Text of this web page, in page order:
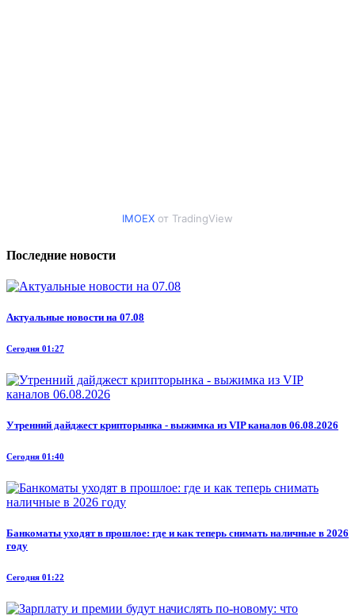
IMOEX от TradingView
Последние новости
Актуальные новости на 07.08
Сегодня 01:27
Утренний дайджест крипторынка - выжимка из VIP каналов 06.08.2026
Сегодня 01:40
Банкоматы уходят в прошлое: где и как теперь снимать наличные в 2026
году
Сегодня 01:22